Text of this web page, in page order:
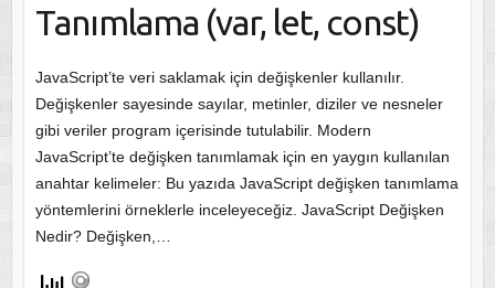
Tanımlama (var, let, const)
JavaScript’te veri saklamak için değişkenler kullanılır.
Değişkenler sayesinde sayılar, metinler, diziler ve nesneler
gibi veriler program içerisinde tutulabilir. Modern
JavaScript’te değişken tanımlamak için en yaygın kullanılan
anahtar kelimeler: Bu yazıda JavaScript değişken tanımlama
yöntemlerini örneklerle inceleyeceğiz. JavaScript Değişken
Nedir? Değişken,…